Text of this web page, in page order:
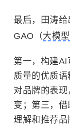
最后，田涛给
GAO（大模
第一，构建
质量的优质
对品牌的表
变；第三，
理解和推荐